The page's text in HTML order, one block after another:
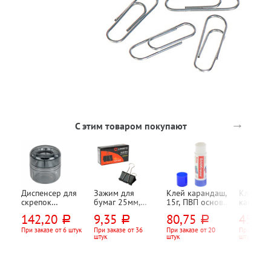
С этим товаром покупают →
Диспенсер для
скрепок
"Базис (Basic)",
тонированный,
142,20 руб.
При заказе от 6 штук
Зажим для
бумаг 25мм,
черный
9,35 руб.
При заказе от 36
штук
Клей карандаш,
15г, ПВП основа,
80,75 руб.
При заказе от 20
штук
Клей
50мл,
45,90
При
штук